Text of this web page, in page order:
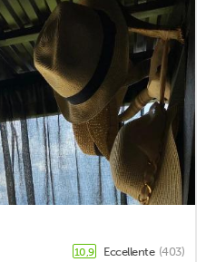
10,9 Eccellente (403)